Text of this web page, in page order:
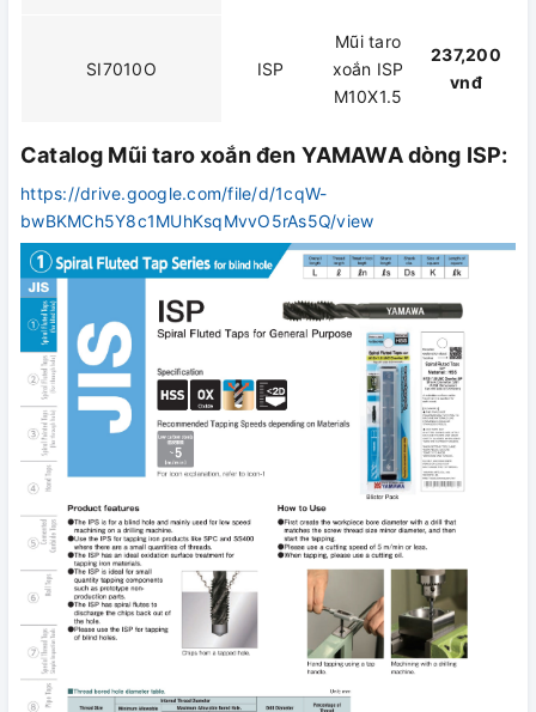
SI7010O ISP
Mũi taro
xoắn ISP
M10X1.5
237,200
vnđ
Catalog Mũi taro xoắn đen YAMAWA dòng ISP:
https://drive.google.com/file/d/1cqW-
bwBKMCh5Y8c1MUhKsqMvvO5rAs5Q/view